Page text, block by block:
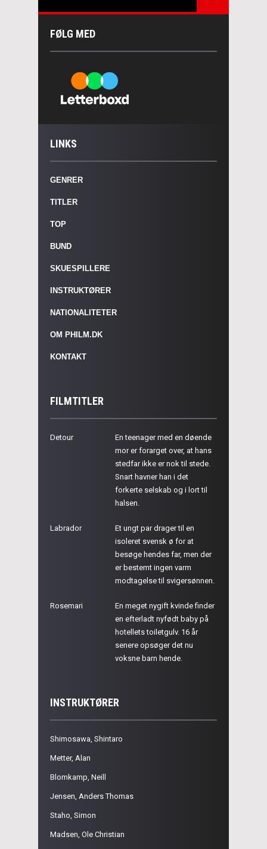
FØLG MED
LINKS
GENRER
TITLER
TOP
BUND
SKUESPILLERE
INSTRUKTØRER
NATIONALITETER
OM PHILM.DK
KONTAKT
FILMTITLER
Detour
En teenager med en døende
mor er forarget over, at hans
stedfar ikke er nok til stede.
Snart havner han i det
forkerte selskab og i lort til
halsen.
Labrador
Et ungt par drager til en
isoleret svensk ø for at
besøge hendes far, men der
er bestemt ingen varm
modtagelse til svigersønnen.
Rosemari
En meget nygift kvinde finder
en efterladt nyfødt baby på
hotellets toiletgulv. 16 år
senere opsøger det nu
voksne barn hende.
INSTRUKTØRER
Shimosawa, Shintaro
Metter, Alan
Blomkamp, Neill
Jensen, Anders Thomas
Staho, Simon
Madsen, Ole Christian